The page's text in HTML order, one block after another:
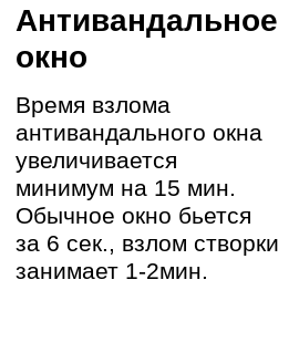
90% ДОЛГОЙ
СЛУЖБЫ ОКОН
ЗАВИСЯТ ОТ
МОНТАЖА
Работают штатные